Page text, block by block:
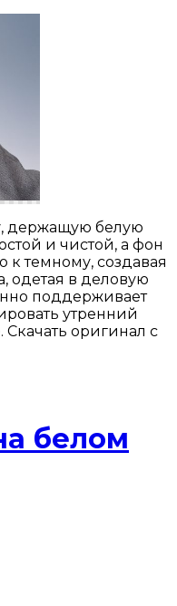
держащую белую
и чистой, а фон
к темному, создавая
одетая в деловую
поддерживает
утренний
оригинал с
белом